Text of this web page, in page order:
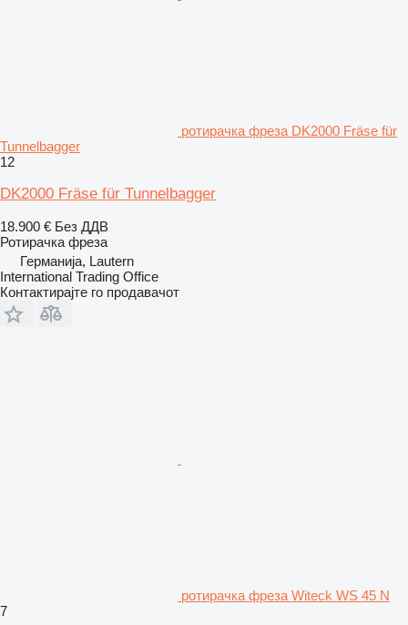
ротирачка фреза DK2000 Fräse für
Tunnelbagger
12
DK2000 Fräse für Tunnelbagger
18.900 € Без ДДВ
Ротирачка фреза
Германија, Lautern
International Trading Office
Контактирајте го продавачот
ротирачка фреза Witeck WS 45 N
7